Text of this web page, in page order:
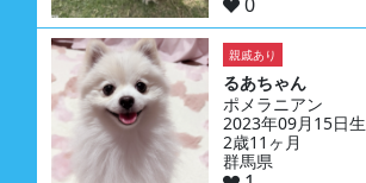
親戚あり
るあちゃん
ポメラニアン
2023年09月15日生
2歳11ヶ月
群馬県